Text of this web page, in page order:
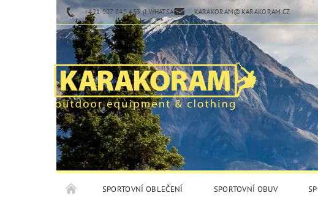
+421 907 849 453 (I WHATSAPP) KARAKORAM@KARAKORAM.CZ
SPORTOVNÍ OBLEČENÍ SPORTOVNÍ OBUV